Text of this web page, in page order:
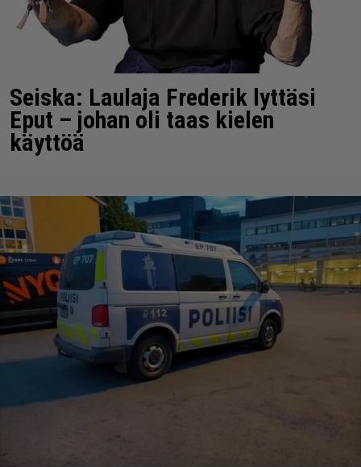
Seiska: Laulaja Frederik lyttäsi
Eput – johan oli taas kielen
käyttöä